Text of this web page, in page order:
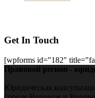
Get In Touch
[wpforms id="182"
Правовой регион -
Юридическая